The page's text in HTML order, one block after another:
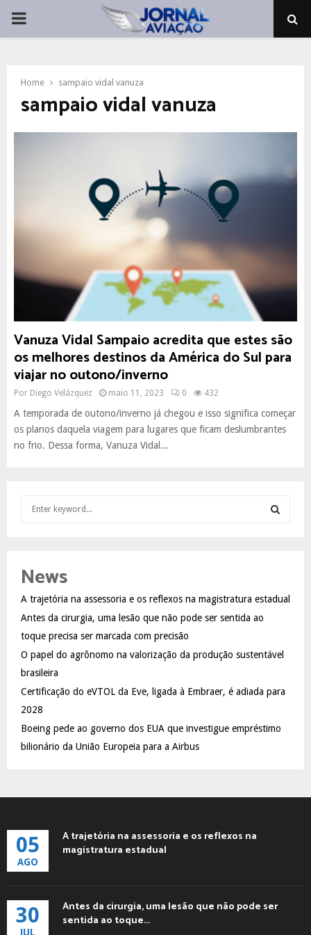
PRIMARY
Home sampaio vidal vanuza
sampaio vidal vanuza
Vanuza Vidal Sampaio acredita que estes são
os melhores destinos da América do Sul para
viajar no outono/inverno
Por Diego Velázquez maio 11, 2023 0 432
A temporada de outono/inverno já chegou e isso significa começar
os planos daquela viagem para lugares que ficam deslumbrantes
no frio. Dessa forma, Vanuza Vidal...
h
o
r
:
A
C
News
A trajetória na assessoria e os reflexos na magistratura estadual
Antes da cirurgia, uma lesão que não pode ser sentida ao
toque precisa ser marcada com precisão
O papel do agrônomo na valorização da produção sustentável
brasileira
Certificação do eVTOL da Eve, ligada à Embraer, é adiada para
2028
Boeing pede ao governo dos EUA que investigue empréstimo
bilionário da União Europeia para a Airbus
05
AGO
A trajetória na assessoria e os reflexos na
magistratura estadual
30
JUL
Antes da cirurgia, uma lesão que não pode ser
sentida ao toque...